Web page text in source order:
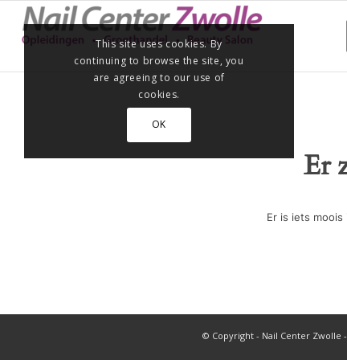
Er
Er is iets
© Copyright - Nail Center Zwolle -
This site uses cookies. By
continuing to browse the site, you
are agreeing to our use of
cookies.
OK